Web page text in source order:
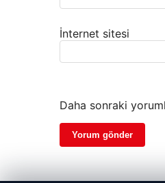
İnternet sitesi
Daha sonraki